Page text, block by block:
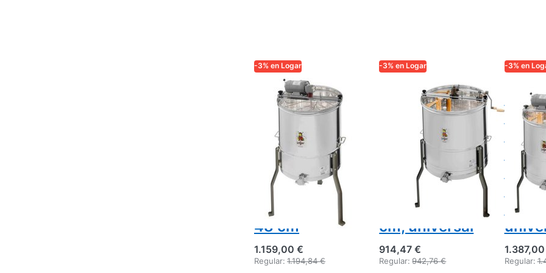
-3% en Logar
LOGAR TRADE
Extractor
Logar 4
cuadros,
Motor 110W,
cuba 52 cm,
sin eje central,
marcos 30 x
48 cm
1.159,00 €
Regular: 1.194,84 €
-3% en Logar
Logar
extractor 4
cuadros,
accionamiento
manual,
37×48 cm,
depósito 63
cm, universal
914,47 €
Regular: 942,76 €
-3% en
Logar
110
cm,
x 48
Regular: